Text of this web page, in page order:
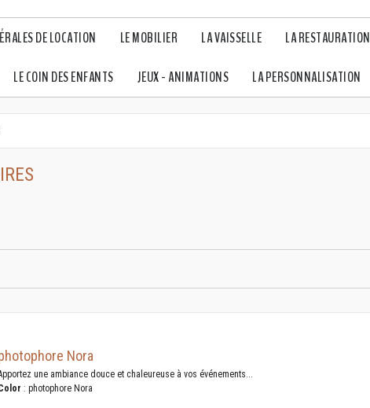
DE LOCATION LE MOBILIER LA VAISSELLE LA RESTAURATION
LE COIN DES ENFANTS JEUX - ANIMATIONS LA PERSONNALISATION
Nora
une ambiance douce et chaleureuse à vos événements...
: photophore Nora